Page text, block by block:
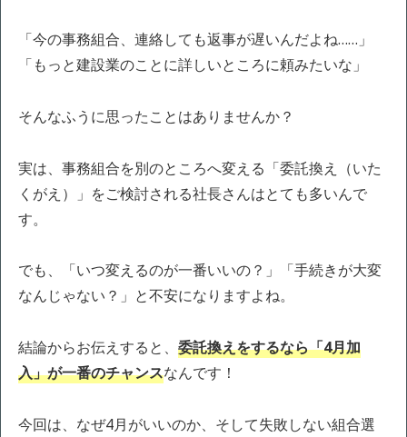
「今の事務組合、連絡しても返事が遅いんだよね……」
「もっと建設業のことに詳しいところに頼みたいな」
そんなふうに思ったことはありませんか？
実は、事務組合を別のところへ変える「委託換え（いた
くがえ）」をご検討される社長さんはとても多いんで
す。
でも、「いつ変えるのが一番いいの？」「手続きが大変
なんじゃない？」と不安になりますよね。
結論からお伝えすると、 委託換えをするなら「4月加
入」が一番のチャンスなんです！
今回は、なぜ4月がいいのか、そして失敗しない組合選